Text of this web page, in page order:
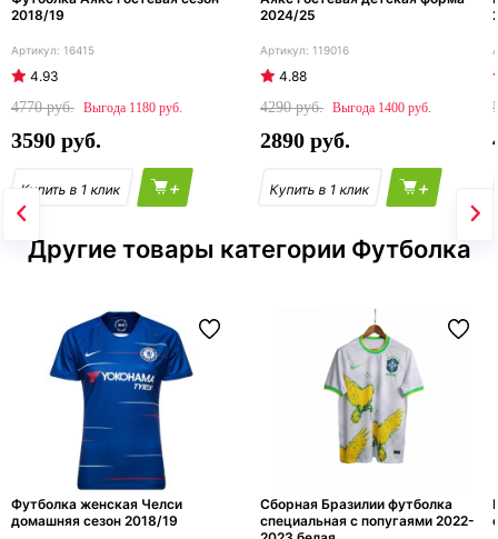
2018/19
16415
4.93
4770
1180
3590
+
2024/25
119016
4.88
4290
1400
2890
+
Другие товары категории Футболка
Футболка женская Челси
домашняя сезон 2018/19
Сборная Бразилии футболка
специальная с попугаями 2022-